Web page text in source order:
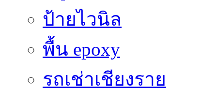
ป้ายไวนิล
พื้น epoxy
รถเช่าเชียงราย